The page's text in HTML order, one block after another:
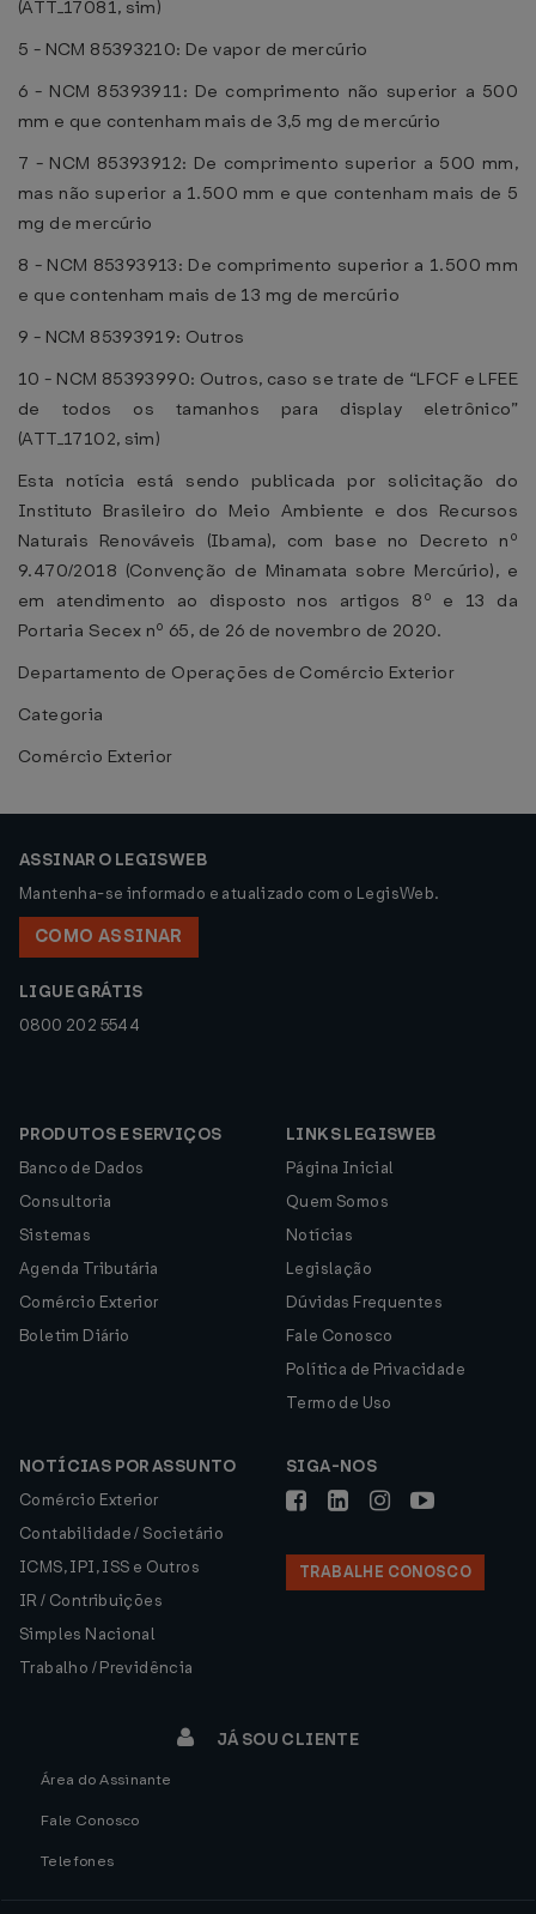
(ATT_17081, sim)
5 - NCM 85393210: De vapor de mercúrio
6 - NCM 85393911: De comprimento não superior a 500
mm e que contenham mais de 3,5 mg de mercúrio
7 - NCM 85393912: De comprimento superior a 500 mm,
mas não superior a 1.500 mm e que contenham mais de 5
mg de mercúrio
8 - NCM 85393913: De comprimento superior a 1.500 mm
e que contenham mais de 13 mg de mercúrio
9 - NCM 85393919: Outros
10 - NCM 85393990: Outros, caso se trate de “LFCF e LFEE
de todos os tamanhos para display eletrônico”
(ATT_17102, sim)
Esta notícia está sendo publicada por solicitação do
Instituto Brasileiro do Meio Ambiente e dos Recursos
Naturais Renováveis (Ibama), com base no Decreto nº
9.470/2018 (Convenção de Minamata sobre Mercúrio), e
em atendimento ao disposto nos artigos 8º e 13 da
Portaria Secex nº 65, de 26 de novembro de 2020.
Departamento de Operações de Comércio Exterior
Categoria
Comércio Exterior
ASSINAR O LEGISWEB
Mantenha-se informado e atualizado com o LegisWeb.
COMO ASSINAR
LIGUE GRÁTIS
0800 202 5544
PRODUTOS E SERVIÇOS
Banco de Dados
Consultoria
Sistemas
Agenda Tributária
Comércio Exterior
Boletim Diário
LINKS LEGISWEB
Página Inicial
Quem Somos
Notícias
Legislação
Dúvidas Frequentes
Fale Conosco
Política de Privacidade
Termo de Uso
NOTÍCIAS POR ASSUNTO
Comércio Exterior
Contabilidade / Societário
ICMS, IPI, ISS e Outros
IR / Contribuições
Simples Nacional
Trabalho / Previdência
SIGA-NOS
TRABALHE CONOSCO
JÁ SOU CLIENTE
Área do Assinante
Fale Conosco
Telefones